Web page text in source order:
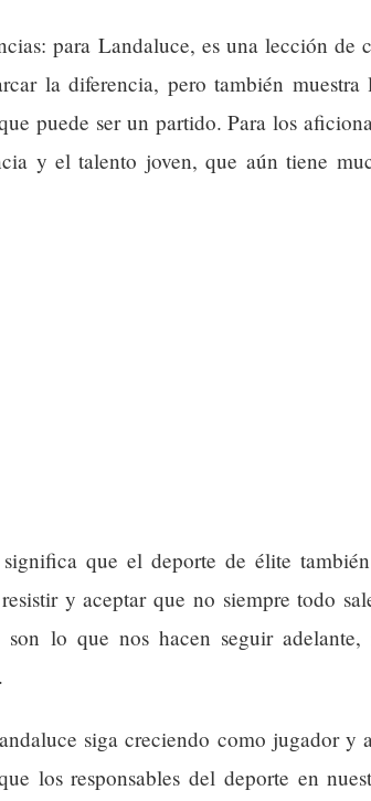
para Landaluce, es una lección de
la diferencia, pero también muestra
puede ser un partido. Para los
y el talento joven, que aún tiene
que el deporte de élite
y aceptar que no siempre todo
lo que nos hacen seguir adelante,
siga creciendo como jugador y
los responsables del deporte en